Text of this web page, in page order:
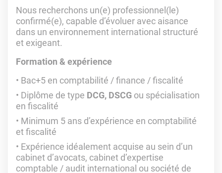
Nous recherchons un(e) professionnel(le)
confirmé(e), capable d’évoluer avec aisance
dans un environnement international structuré
et exigeant.
Formation & expérience
Bac+5 en comptabilité / finance / fiscalité
Diplôme de type DCG, DSCG ou spécialisation
en fiscalité
Minimum 5 ans d’expérience en comptabilité
et fiscalité
Expérience idéalement acquise au sein d’un
cabinet d’avocats, cabinet d’expertise
comptable / audit international ou société de